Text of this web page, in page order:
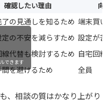
確認したい理由 向
了の見通しを知るため 端末買い
の不安を減らすため 設定が苦
線代替も検討するため 自宅回線
を避けるため 全員
できます
、相談の質はかなり上がり